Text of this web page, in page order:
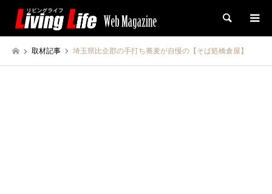
検索
取材記事 埼玉県比企郡の手打ち蕎麦が自慢の【そば処橋倉屋】